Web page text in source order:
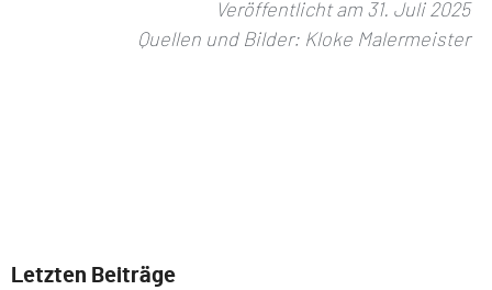
Veröffentlicht am 31. Juli 2025
Quellen und Bilder: Kloke Malermeister
Letzten Beiträge